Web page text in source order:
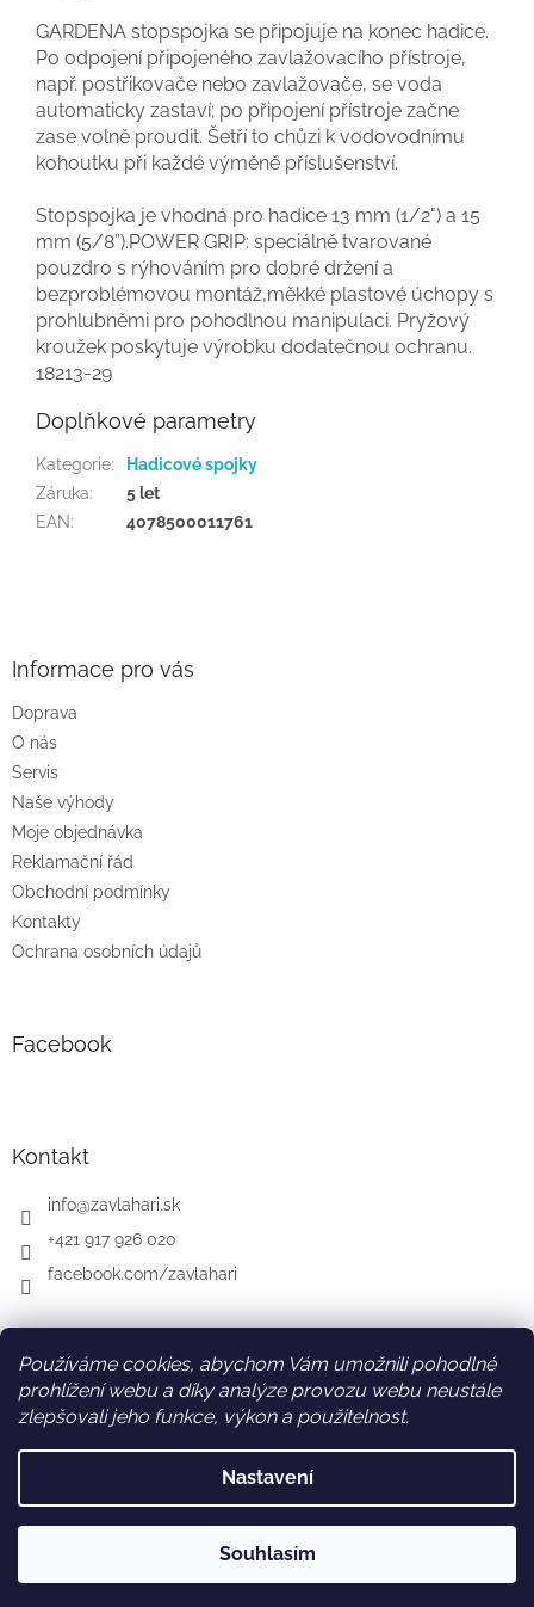
Používáme cookies, abychom Vám umožnili pohodlné
prohlížení webu a díky analýze provozu webu neustále
zlepšovali jeho funkce, výkon a použitelnost.
Nastavení
Souhlasím
GARDENA stopspojka se připojuje na konec hadice.
Po odpojení připojeného zavlažovacího přístroje,
např. postřikovače nebo zavlažovače, se voda
automaticky zastaví; po připojení přístroje začne
zase volně proudit. Šetří to chůzi k vodovodnímu
kohoutku při každé výměně příslušenství.
Stopspojka je vhodná pro hadice 13 mm (1/2") a 15
mm (5/8”).POWER GRIP: speciálně tvarované
pouzdro s rýhováním pro dobré držení a
bezproblémovou montáž,měkké plastové úchopy s
prohlubněmi pro pohodlnou manipulaci. Pryžový
kroužek poskytuje výrobku dodatečnou ochranu.
18213-29
Doplňkové parametry
Kategorie:
Hadicové spojky
Záruka:
5 let
EAN: 4078500011761
Informace pro vás
Doprava
O nás
Servis
Naše výhody
Moje objednávka
Reklamační řád
Obchodní podmínky
Kontakty
Ochrana osobních údajů
Facebook
Kontakt
info@zavlahari.sk
+421 917 926 020
facebook.com/zavlahari
SK AT DE
Vytvořil Shoptet
zavlahari-eshop.cz. Všechna práva vyhrazena.